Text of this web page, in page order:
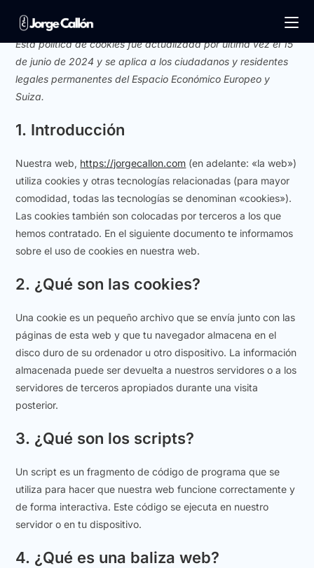
Esta política de cookies fue actualizada por última vez el 15
de junio de 2024 y se aplica a los ciudadanos y residentes
legales permanentes del Espacio Económico Europeo y
Suiza.
1. Introducción
Nuestra web, https://jorgecallon.com (en adelante: «la web»)
utiliza cookies y otras tecnologías relacionadas (para mayor
comodidad, todas las tecnologías se denominan «cookies»).
Las cookies también son colocadas por terceros a los que
hemos contratado. En el siguiente documento te informamos
sobre el uso de cookies en nuestra web.
2. ¿Qué son las cookies?
Una cookie es un pequeño archivo que se envía junto con las
páginas de esta web y que tu navegador almacena en el
disco duro de su ordenador u otro dispositivo. La información
almacenada puede ser devuelta a nuestros servidores o a los
servidores de terceros apropiados durante una visita
posterior.
3. ¿Qué son los scripts?
Un script es un fragmento de código de programa que se
utiliza para hacer que nuestra web funcione correctamente y
de forma interactiva. Este código se ejecuta en nuestro
servidor o en tu dispositivo.
4. ¿Qué es una baliza web?